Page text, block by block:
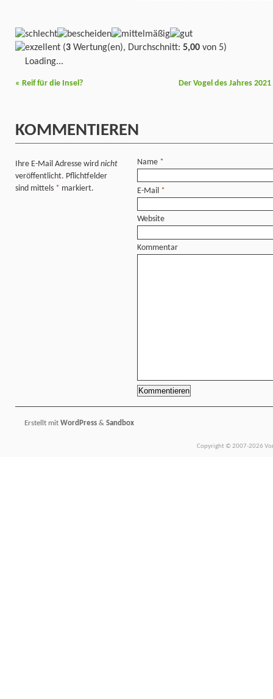
(3 Wertung(en), Durchschnitt: 5,00 von 5)
Loading...
« Reif für die Insel? Der Vogel des Jahres
KOMMENTIEREN
Ihre E-Mail Adresse wird nicht
veröffentlicht. Pflichtfelder
sind mittels * markiert.
Name *
E-Mail *
Website
Kommentar
Erstellt mit WordPress & Sandbox
Copyright © 2007-2026